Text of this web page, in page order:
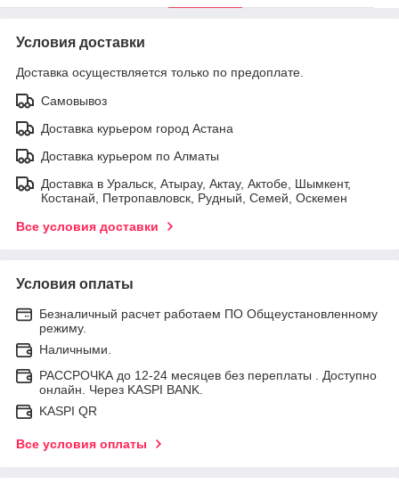
Условия доставки
Доставка осуществляется только по предоплате.
Самовывоз
Доставка курьером город Астана
Доставка курьером по Алматы
Доставка в Уральск, Атырау, Актау, Актобе, Шымкент,
Костанай, Петропавловск, Рудный, Семей, Оскемен
Все условия доставки
Условия оплаты
Безналичный расчет работаем ПО Общеустановленному
режиму.
Наличными.
РАССРОЧКА до 12-24 месяцев без переплаты . Доступно
онлайн. Через KASPI BANK.
KASPI QR
Все условия оплаты